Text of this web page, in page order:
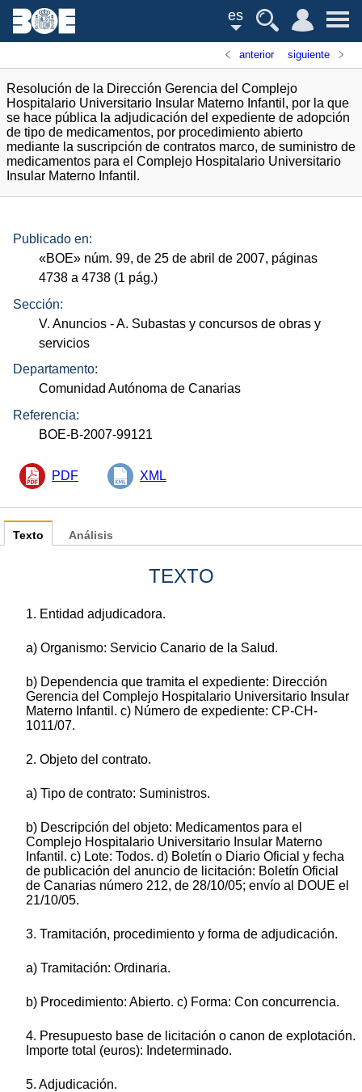
es
anterior siguiente
Resolución de la Dirección Gerencia del Complejo
Hospitalario Universitario Insular Materno Infantil, por la que
se hace pública la adjudicación del expediente de adopción
de tipo de medicamentos, por procedimiento abierto
mediante la suscripción de contratos marco, de suministro de
medicamentos para el Complejo Hospitalario Universitario
Insular Materno Infantil.
Publicado en:
«BOE» núm. 99, de 25 de abril de 2007, páginas
4738 a 4738 (1 pág.)
Sección:
V. Anuncios - A. Subastas y concursos de obras y
servicios
Departamento:
Comunidad Autónoma de Canarias
Referencia:
BOE-B-2007-99121
PDF XML
Texto
TEXTO
1. Entidad adjudicadora.
a) Organismo: Servicio Canario de la Salud.
b) Dependencia que tramita el expediente: Dirección
Gerencia del Complejo Hospitalario Universitario Insular
Materno Infantil. c) Número de expediente: CP-CH-
1011/07.
2. Objeto del contrato.
a) Tipo de contrato: Suministros.
b) Descripción del objeto: Medicamentos para el
Complejo Hospitalario Universitario Insular Materno
Infantil. c) Lote: Todos. d) Boletín o Diario Oficial y fecha
de publicación del anuncio de licitación: Boletín Oficial
de Canarias número 212, de 28/10/05; envío al DOUE el
21/10/05.
3. Tramitación, procedimiento y forma de adjudicación.
a) Tramitación: Ordinaria.
b) Procedimiento: Abierto. c) Forma: Con concurrencia.
4. Presupuesto base de licitación o canon de explotación.
Importe total (euros): Indeterminado.
5. Adjudicación.
Análisis